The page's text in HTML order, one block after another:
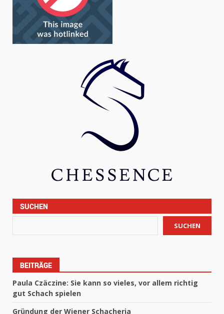
SUCHEN
SUCHEN
BEITRÄGE
Paula Czäczine: Sie kann so vieles, vor allem richtig
gut Schach spielen
Gründung der Wiener Schacheria